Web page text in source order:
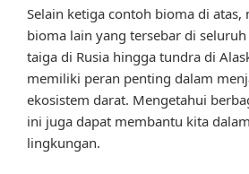
Selain ketiga contoh bioma di atas,
bioma lain yang tersebar di
taiga di Rusia hingga tundra di
memiliki peran penting dalam
ekosistem darat. Mengetahui
ini juga dapat membantu kita
lingkungan.